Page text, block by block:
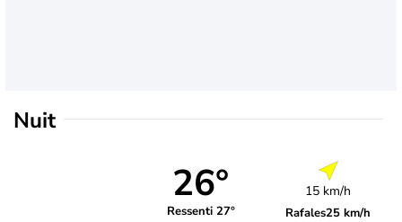
Nuit
26°
Ressenti 27°
15 km/h
Rafales25 km/h